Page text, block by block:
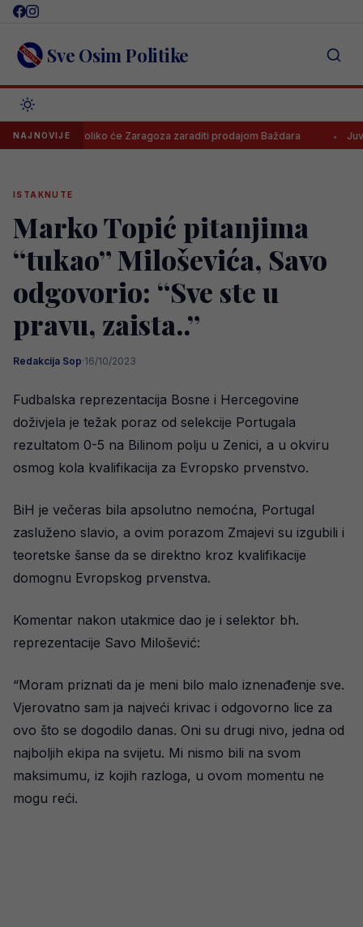
Skip
content Sve Osim Politike
NAJNOVIJEkoliko će Zaragoza zaraditi prodajom Baždara Juventus
ISTAKNUTE
Marko Topić pitanjima
“tukao” Miloševića, Savo
odgovorio: “Sve ste u
pravu, zaista..”
Redakcija Sop·16/10/2023
Fudbalska reprezentacija Bosne i Hercegovine
doživjela je težak poraz od selekcije Portugala
rezultatom 0-5 na Bilinom polju u Zenici, a u okviru
osmog kola kvalifikacija za Evropsko prvenstvo.
BiH je večeras bila apsolutno nemoćna, Portugal
zasluženo slavio, a ovim porazom Zmajevi su izgubili i
teoretske šanse da se direktno kroz kvalifikacije
domognu Evropskog prvenstva.
Komentar nakon utakmice dao je i selektor bh.
reprezentacije Savo Milošević:
“Moram priznati da je meni bilo malo iznenađenje sve.
Vjerovatno sam ja najveći krivac i odgovorno lice za
ovo što se dogodilo danas. Oni su drugi nivo, jedna od
najboljih ekipa na svijetu. Mi nismo bili na svom
maksimumu, iz kojih razloga, u ovom momentu ne
mogu reći.